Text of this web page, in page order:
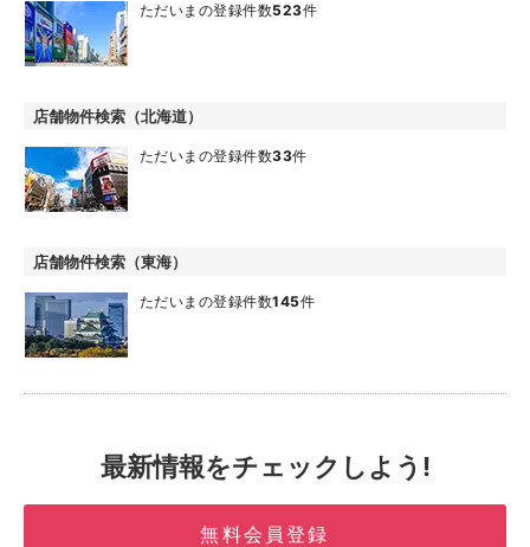
ただいまの登録件数523件
店舗物件検索（北海道）
ただいまの登録件数33件
店舗物件検索（東海）
ただいまの登録件数145件
最新情報をチェックしよう!
無料会員登録